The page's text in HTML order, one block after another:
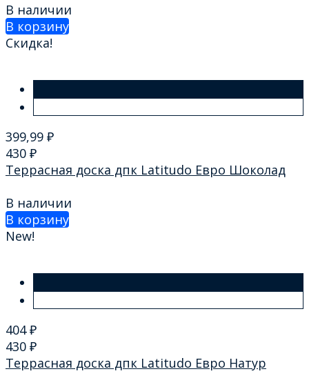
В наличии
В корзину
Скидка!
399,99 ₽
430 ₽
Террасная доска дпк Latitudo Евро Шоколад
В наличии
В корзину
New!
404₽
430 ₽
Террасная доска дпк Latitudo Евро Натур